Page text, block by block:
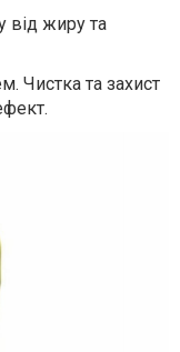
від жиру та
. Чистка та захист